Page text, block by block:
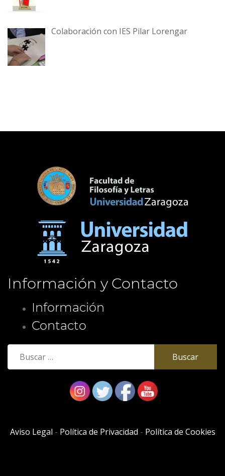
Colaboración con IES Pilar Lorengar
Información y Contacto
Información
Contacto
Buscar:
Aviso Legal - Política de Privacidad - Política de Cookies